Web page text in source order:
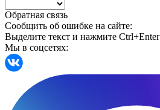
Обратная связь
Сообщить об ошибке на сайте:
Выделите текст и нажмите Ctrl+Enter
Мы в соцсетях: